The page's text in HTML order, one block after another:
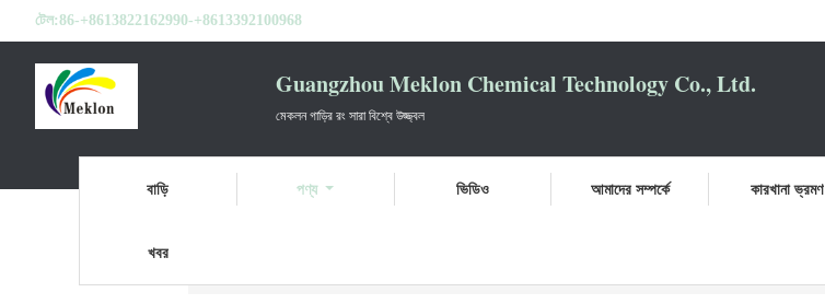
টেল:86-+8613822162990-+8613392100968
Guangzhou Meklon Chemical Technology Co., Ltd.
মেকলন গাড়ির রং সারা বিশ্বে উজ্জ্বল
বাড়ি পণ্য ভিডিও আমাদের সম্পর্কে কারখানা ভ্রমণ
খবর